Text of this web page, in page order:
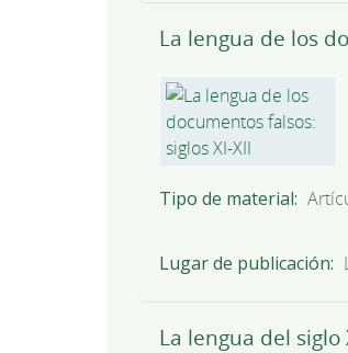
La lengua de los
Tipo de material
Lugar de publicación
La lengua del